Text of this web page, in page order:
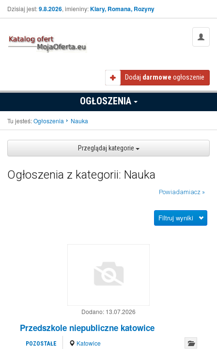
Dzisiaj jest:9.8.2026, imieniny:Klary, Romana, Rozyny
Dodaj darmowe ogłoszenie
OGŁOSZENIA
Tu jesteś:Ogłoszenia Nauka
Przeglądaj kategorie
Ogłoszenia z kategorii: Nauka
Powiadamiacz »
Filtruj wyniki
Dodano: 13.07.2026
Przedszkole niepubliczne katowice
POZOSTAŁE Katowice